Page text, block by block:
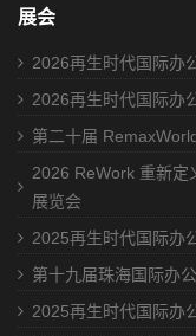
展会
2026再生时代国际办
2026再生时代国际办
第二十届
2026 ReWork 重新
展览会
2025再生时代国际办
第十九届珠海国际办
2025再生时代国际办